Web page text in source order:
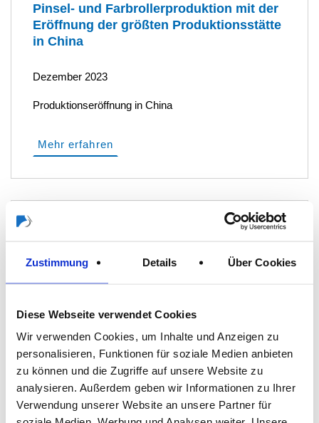
Zustimmung Details Über Cookies
Diese Webseite verwendet Cookies
Wir verwenden Cookies, um Inhalte und Anzeigen zu
personalisieren, Funktionen für soziale Medien anbieten
zu können und die Zugriffe auf unsere Website zu
analysieren. Außerdem geben wir Informationen zu Ihrer
Verwendung unserer Website an unsere Partner für
Pinsel- und Farbrollerproduktion mit der
Eröffnung der größten Produktionsstätte
in China
Dezember 2023
Produktionseröffnung in China
Mehr erfahren
Malerwerkzeug unter einem Dach
September 2023